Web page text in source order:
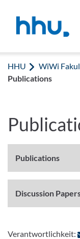
HHU WiWi
Publications
Publications
Discussion
Verantwortlichkeit: